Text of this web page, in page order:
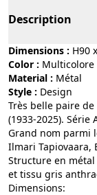
Description
Dimensions : H90
Color :
multicolore
Material :
métal
Style :
design
Très belle paire de
(1933-2025). Série
Grand nom parmi
Ilmari Tapiovaara,
Structure en métal
et tissu gris
Dimensions: